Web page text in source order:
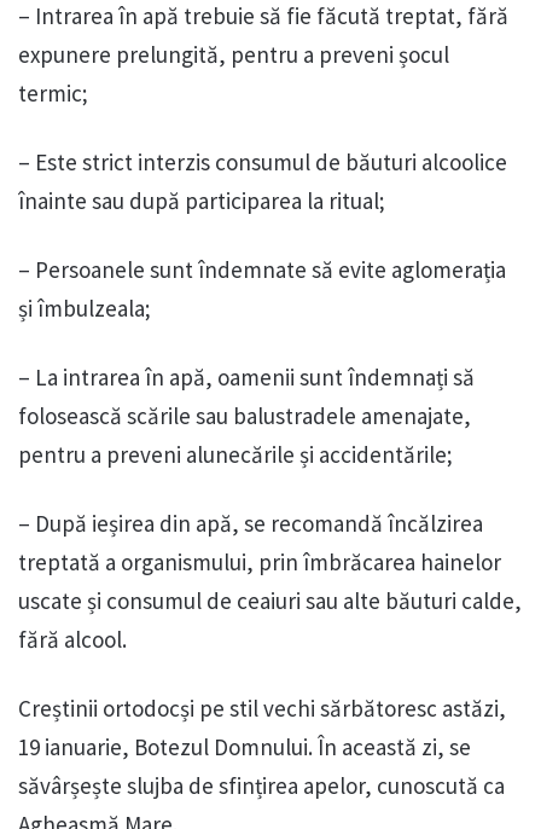
– Intrarea în apă trebuie să fie făcută treptat, fără
expunere prelungită, pentru a preveni șocul
termic;
– Este strict interzis consumul de băuturi alcoolice
înainte sau după participarea la ritual;
– Persoanele sunt îndemnate să evite aglomerația
și îmbulzeala;
– La intrarea în apă, oamenii sunt îndemnați să
folosească scările sau balustradele amenajate,
pentru a preveni alunecările și accidentările;
– După ieșirea din apă, se recomandă încălzirea
treptată a organismului, prin îmbrăcarea hainelor
uscate și consumul de ceaiuri sau alte băuturi calde,
fără alcool.
Creștinii ortodocși pe stil vechi sărbătoresc astăzi,
19 ianuarie, Botezul Domnului. În această zi, se
săvârșește slujba de sfințirea apelor, cunoscută ca